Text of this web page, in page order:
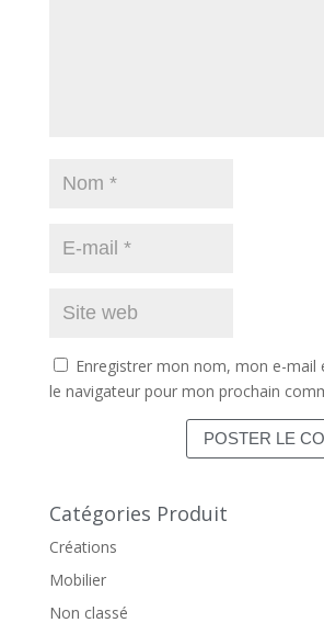
Enregistrer mon nom, mon e-mail
le navigateur pour mon prochain
Catégories Produit
Créations
Mobilier
Non classé